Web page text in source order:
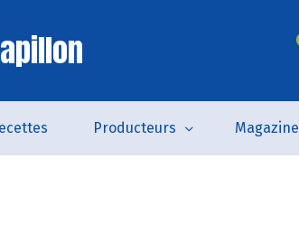
Producteurs